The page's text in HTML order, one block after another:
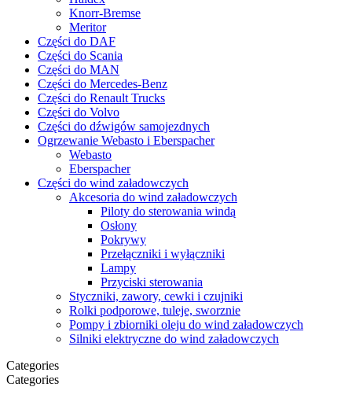
Knorr-Bremse
Meritor
Części do DAF
Części do Scania
Części do MAN
Części do Mercedes-Benz
Części do Renault Trucks
Części do Volvo
Części do dźwigów samojezdnych
Ogrzewanie Webasto i Eberspacher
Webasto
Eberspacher
Części do wind załadowczych
Akcesoria do wind załadowczych
Piloty do sterowania windą
Osłony
Pokrywy
Przełączniki i wyłączniki
Lampy
Przyciski sterowania
Styczniki, zawory, cewki i czujniki
Rolki podporowe, tuleje, sworznie
Pompy i zbiorniki oleju do wind załadowczych
Silniki elektryczne do wind załadowczych
Categories
Categories